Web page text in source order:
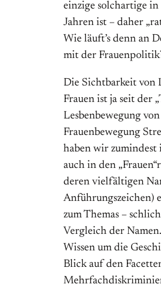
einzige solchartige
Jahren ist – daher
Wie läuft’s denn an
mit der
Die Sichtbarkeit von
Frauen ist ja seit der
Lesbenbewegung
Frauenbewegung
haben wir zumindest
auch in den
deren vielfältigen
Anführungszeichen)
zum Themas –
Vergleich der
Wissen um die
Blick auf den